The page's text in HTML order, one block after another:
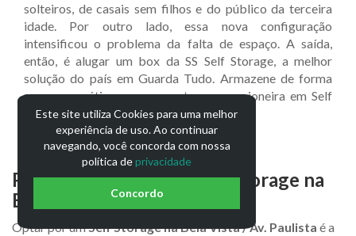
solteiros, de casais sem filhos e do público da terceira
idade. Por outro lado, essa nova configuração
intensificou o problema da falta de espaço. A saída,
então, é alugar um box da SS Self Storage, a melhor
solução do país em Guarda Tudo. Armazene de forma
segura e prática os seus pertences na pioneira em Self
Storage.
Por que escolher um Self Storage na
Bela Vista / Av. Paulista?
Optar por umSelf Storage na Bela Vista / Av. Paulista é a
Este site utiliza Cookies para uma melhor
experiência de uso. Ao continuar
navegando, você concorda com nossa
política deprivacidade
Concordo